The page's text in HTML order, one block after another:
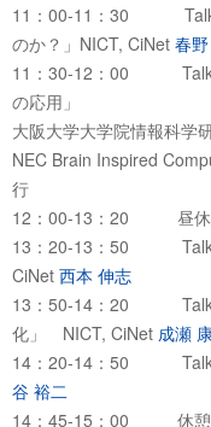
11：00-11：30 Talk 1:
のか？」NICT, CiNet 春
11：30-12：00 Talk 2:
の応用」
大阪大学大学院情報科学
NEC Brain Inspired
行
12：00-13：20 昼休み
13：20-13：50 Talk
CiNet 西本 伸志
13：50-14：20 Talk
化」 NICT, CiNet 成瀬
14：20-14：50 Talk
谷 裕二
14：45-15：00 休憩